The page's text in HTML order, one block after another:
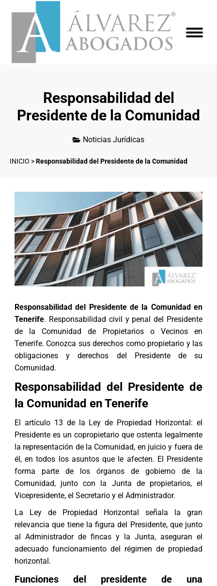
Responsabilidad del
Presidente de la Comunidad
Noticias Jurídicas
INICIO >Responsabilidad del Presidente de la Comunidad
Responsabilidad del Presidente de la Comunidad en
Tenerife. Responsabilidad civil y penal del Presidente
de la Comunidad de Propietarios o Vecinos en
Tenerife. Conozca sus derechos como propietario y las
obligaciones y derechos del Presidente de su
Comunidad.
Responsabilidad del Presidente de
la Comunidad en Tenerife
El artículo 13 de la Ley de Propiedad Horizontal: el
Presidente es un copropietario que ostenta legalmente
la representación de la Comunidad, en juicio y fuera de
él, en todos los asuntos que le afecten. El Presidente
forma parte de los órganos de gobierno de la
Comunidad, junto con la Junta de propietarios, el
Vicepresidente, el Secretario y el Administrador.
La Ley de Propiedad Horizontal señala la gran
relevancia que tiene la figura del Presidente, que junto
al Administrador de fincas y la Junta, aseguran el
adecuado funcionamiento del régimen de propiedad
horizontal.
Funciones del presidente de una